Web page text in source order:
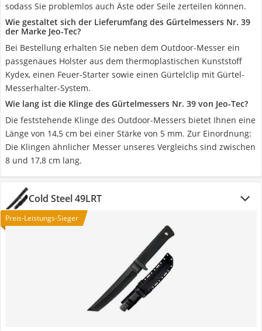
sodass Sie problemlos auch Äste oder Seile zerteilen können.
Wie gestaltet sich der Lieferumfang des Gürtelmessers Nr. 39
der Marke Jeo-Tec?
Bei Bestellung erhalten Sie neben dem Outdoor-Messer ein
passgenaues Holster aus dem thermoplastischen Kunststoff
Kydex, einen Feuer-Starter sowie einen Gürtelclip mit Gürtel-
Messerhalter-System.
Wie lang ist die Klinge des Gürtelmessers Nr. 39 von Jeo-Tec?
Die feststehende Klinge des Outdoor-Messers bietet Ihnen eine
Länge von 14,5 cm bei einer Stärke von 5 mm. Zur Einordnung:
Die Klingen ähnlicher Messer unseres Vergleichs sind zwischen
8 und 17,8 cm lang.
Cold Steel 49LRT
Preis-Leistungs-Sieger